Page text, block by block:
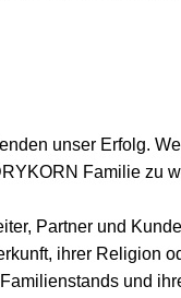
unser Erfolg.
Familie zu
Partner und
ihrer Religion
und